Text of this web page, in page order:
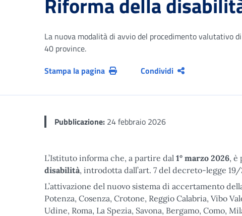
La nuova modalità di avvio del procedimento valutativo
40 province.
Stampa la pagina
Condividi
Pubblicazione: 24 febbraio 2026
L’Istituto informa che, a partire dal 1° marzo 2026, è
disabilità, introdotta dall’art. 7 del decreto-legge
L’attivazione del nuovo sistema di accertamento
Potenza, Cosenza, Crotone, Reggio Calabria, Vibo
Udine, Roma, La Spezia, Savona, Bergamo, Como,